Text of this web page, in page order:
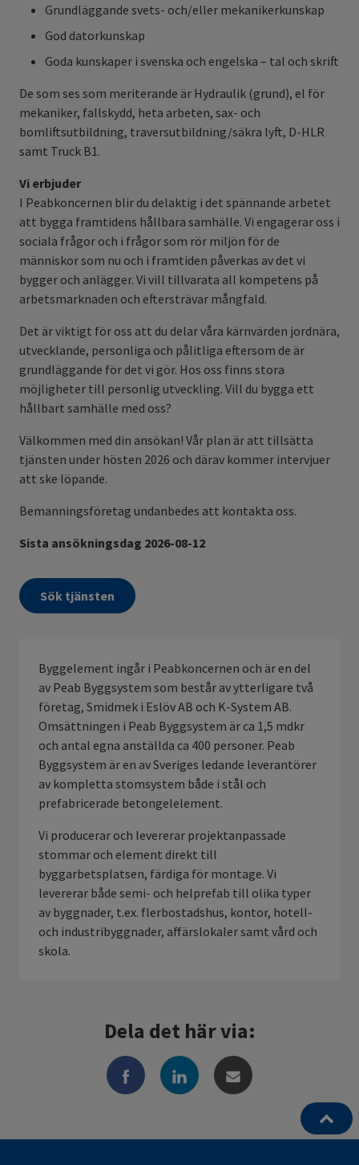
Grundläggande svets- och/eller mekanikerkunskap
God datorkunskap
Goda kunskaper i svenska och engelska – tal och skrift
De som ses som meriterande är Hydraulik (grund), el för
mekaniker, fallskydd, heta arbeten, sax- och
bomliftsutbildning, traversutbildning/säkra lyft, D-HLR
samt Truck B1.
Vi erbjuder
I Peabkoncernen blir du delaktig i det spännande arbetet
att bygga framtidens hållbara samhälle. Vi engagerar oss i
sociala frågor och i frågor som rör miljön för de
människor som nu och i framtiden påverkas av det vi
bygger och anlägger. Vi vill tillvarata all kompetens på
arbetsmarknaden och eftersträvar mångfald.
Det är viktigt för oss att du delar våra kärnvärden jordnära,
utvecklande, personliga och pålitliga eftersom de är
grundläggande för det vi gör. Hos oss finns stora
möjligheter till personlig utveckling. Vill du bygga ett
hållbart samhälle med oss?
Välkommen med din ansökan! Vår plan är att tillsätta
tjänsten under hösten 2026 och därav kommer intervjuer
att ske löpande.
Bemanningsföretag undanbedes att kontakta oss.
Sista ansökningsdag 2026-08-12
Sök tjänsten
Byggelement ingår i Peabkoncernen och är en del
av Peab Byggsystem som består av ytterligare två
företag, Smidmek i Eslöv AB och K-System AB.
Omsättningen i Peab Byggsystem är ca 1,5 mdkr
och antal egna anställda ca 400 personer. Peab
Byggsystem är en av Sveriges ledande leverantörer
av kompletta stomsystem både i stål och
prefabricerade betongelelement.
Vi producerar och levererar projektanpassade
stommar och element direkt till
byggarbetsplatsen, färdiga för montage. Vi
levererar både semi- och helprefab till olika typer
av byggnader, t.ex. flerbostadshus, kontor, hotell-
och industribyggnader, affärslokaler samt vård och
skola.
Dela det här via: